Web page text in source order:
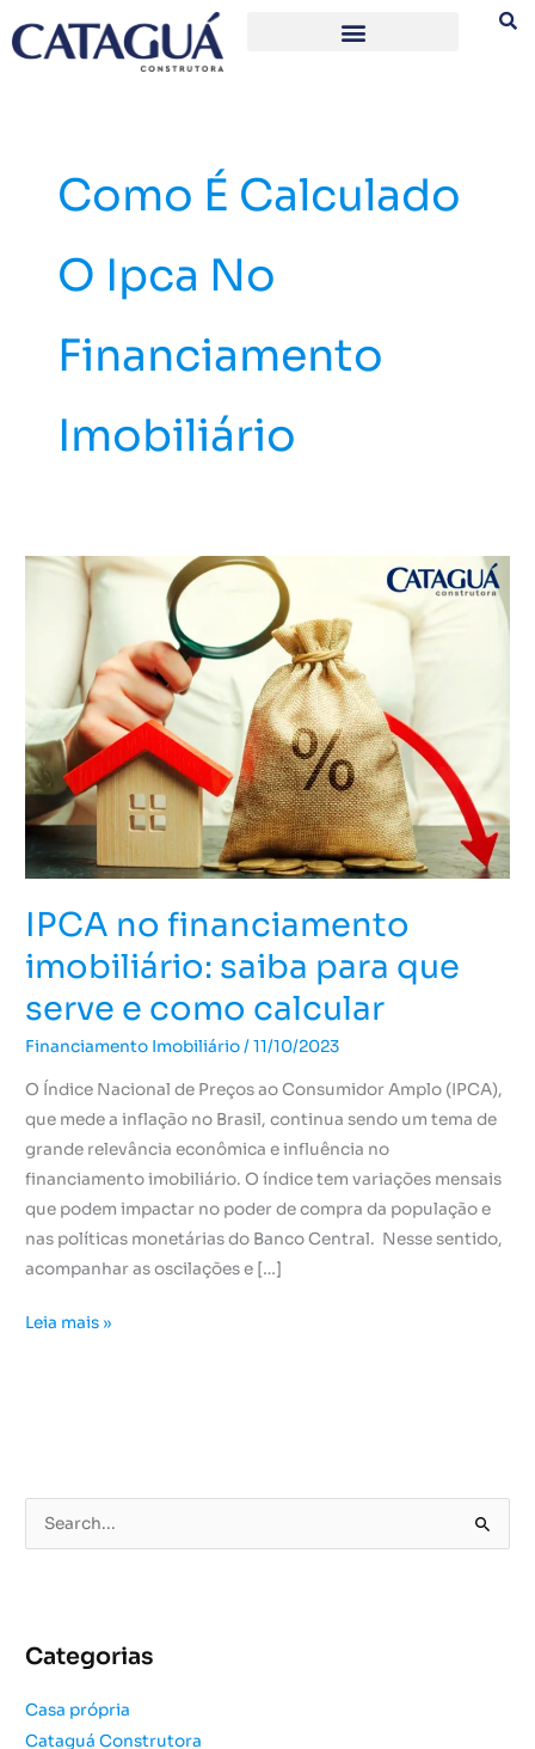
para
Como É Calculado
O Ipca No
Financiamento
Imobiliário
IPCA no financiamento
imobiliário: saiba para que
serve e como calcular
Financiamento Imobiliário/11/10/2023
O Índice Nacional de Preços ao Consumidor Amplo (IPCA),
que mede a inflação no Brasil, continua sendo um tema de
grande relevância econômica e influência no
financiamento imobiliário. O índice tem variações mensais
que podem impactar no poder de compra da população e
nas políticas monetárias do Banco Central. Nesse sentido,
acompanhar as oscilações e […]
IPCA
financiamento
imobiliário:
saiba
para
que
serve
como
calcular
Leia mais »
e
i
a
Categorias
Casa própria
Cataguá Construtora